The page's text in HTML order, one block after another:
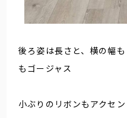
後ろ姿は長さと、横の幅
もゴージャス
小ぶりのリボンもアクセン